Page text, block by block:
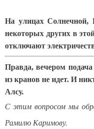
На улицах Солнечной,
некоторых других в
отключают
Правда, вечером подача
из кранов не идет. И
Алсу.
С этим вопросом мы
Рамилю Каримову.